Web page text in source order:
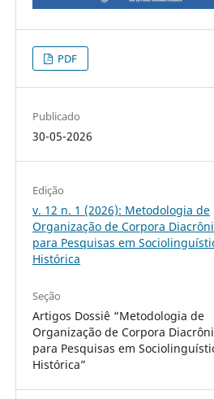
PDF
Publicado
30-05-2026
Edição
v. 12 n. 1 (2026): Metodologia de
Organização de Corpora
para Pesquisas em
Histórica
Seção
Artigos Dossiê “Metodologia de
Organização de Corpora
para Pesquisas em
Histórica”